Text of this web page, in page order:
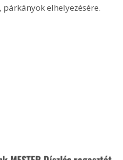
elhelyezésére.